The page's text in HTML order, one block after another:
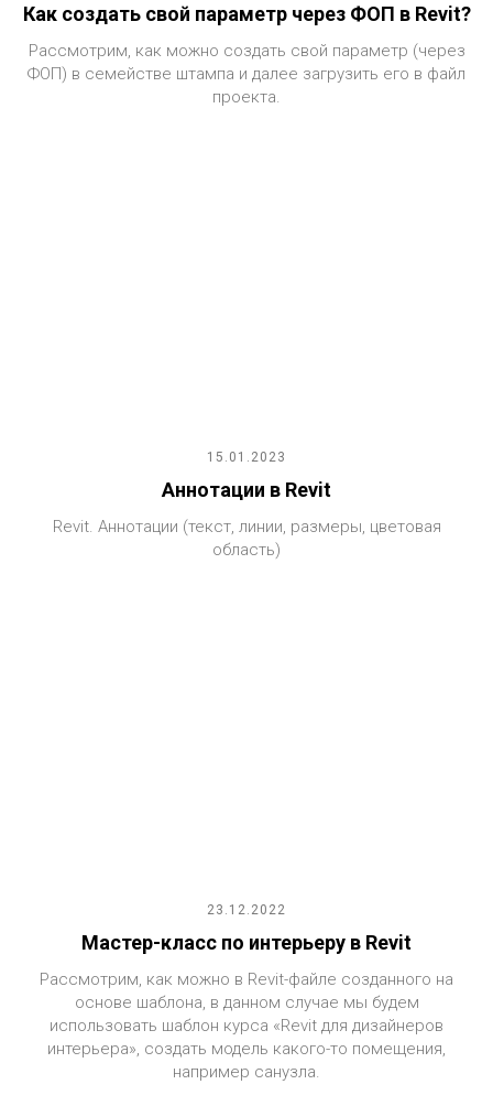
Как создать свой параметр через ФОП в Revit?
Рассмотрим, как можно создать свой параметр (через
ФОП) в семействе штампа и далее загрузить его в файл
проекта.
15.01.2023
Аннотации в Revit
Revit. Аннотации (текст, линии, размеры, цветовая
область)
23.12.2022
Мастер-класс по интерьеру в Revit
Рассмотрим, как можно в Revit-файле созданного на
основе шаблона, в данном случае мы будем
использовать шаблон курса «Revit для дизайнеров
интерьера», создать модель какого-то помещения,
например санузла.